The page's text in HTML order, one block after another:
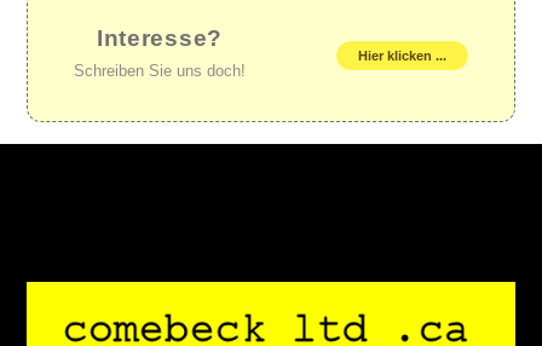
Interesse?
Schreiben Sie uns doch!
Hier klicken ...
Back